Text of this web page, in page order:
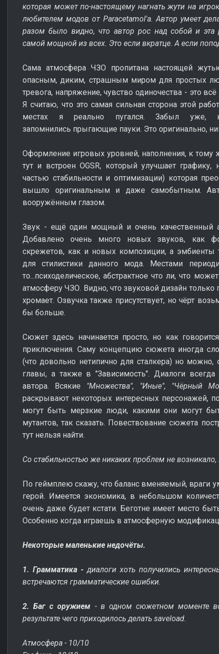
которая может по-настоящему нагнать жути на
любителем модов от Paracetamol'a. Автор умеет
разом было видно, что автор рос над собой и эта
самой мощной из всех. Это если вкратце. А если
Сама атмосфера ЧЗО пропитана настоящей
опасным, диким, страшным миром для простых
тревога, напряжение, чувство одиночества - это
Я считаю, что это самая сильная сторона этой
местах я реально пугался. Забыл уже,
запомнились прыгающие пауки. Это оригинально,
Оформление игровых уровней, наполнения, к тому
тут и встроен OGSR, который улучшает
частью стабильности и оптимизации) которая
вышло оригинальным и даже самобытным.
вооружённым глазом.
Звук - ещё один мощный и очень качественный
Добавлено очень много новых звуков, как
скрежетов, как и новых композиции, а эмбиенты
для стилистики данного мода. Местами
то...психоделическое, абстрактное что ли, что
атмосферу ЧЗО. Видно, что звуковой дизайн только
хромает. Озвучка также присутствует, но чёрт
бы больше.
Сюжет здесь начинается просто, но как
приключения. Саму концепцию сюжета иногда
(что довольно нетипично для сталкера) но
главы, а также в "Зависимость". Диалоги всегда
автора. Всякие "Множества", "Иные", "Чёрный
раскрывают некоторых интересных персонажей,
могут быть мерзкие люди, какими они могут
мутантов, так сказать. Повествование сюжета
тут нельзя найти.
Со стабильностью же никаких проблем не возникало,
По геймплею скажу, что баланс вменяемый, враги
герой. Имеется экономика, в небольшом
очень даже будет кстати. Беготне имеет место
Особенно когда играешь в атмосферную
Некоторые маленькие недочёты.
1. Грамматика -диалоги хоть получились
встречаются грамматические ошибки.
2. Баг с оружием - в одном сюжетном моменте
результате чего приходилось делать saveload.
Атмосфера - 10/10